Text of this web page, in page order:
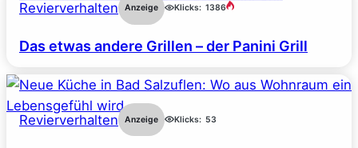
Revierverhalten Anzeige Klicks: 1386
Das etwas andere Grillen – der Panini Grill
Revierverhalten Anzeige Klicks: 53